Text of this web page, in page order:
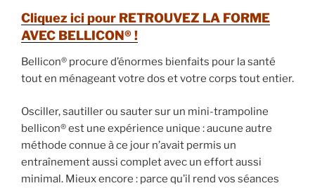
Cliquez ici pour RETROUVEZ LA FORME
AVEC BELLICON® !
Bellicon® procure d’énormes bienfaits pour la santé
tout en ménageant votre dos et votre corps tout entier.
Osciller, sautiller ou sauter sur un mini-trampoline
bellicon® est une expérience unique : aucune autre
méthode connue à ce jour n’avait permis un
entraînement aussi complet avec un effort aussi
minimal. Mieux encore : parce qu’il rend vos séances